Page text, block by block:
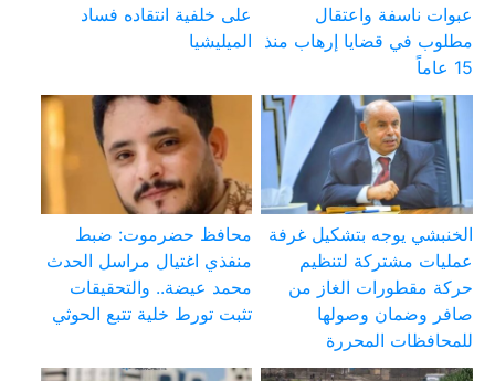
عبوات ناسفة واعتقال
مطلوب في قضايا إرهاب منذ
15 عاماً
على خلفية انتقاده فساد
الميليشيا
الخنبشي يوجه بتشكيل غرفة
عمليات مشتركة لتنظيم
حركة مقطورات الغاز من
صافر وضمان وصولها
للمحافظات المحررة
محافظ حضرموت: ضبط
منفذي اغتيال مراسل الحدث
محمد عيضة.. والتحقيقات
تثبت تورط خلية تتبع الحوثي